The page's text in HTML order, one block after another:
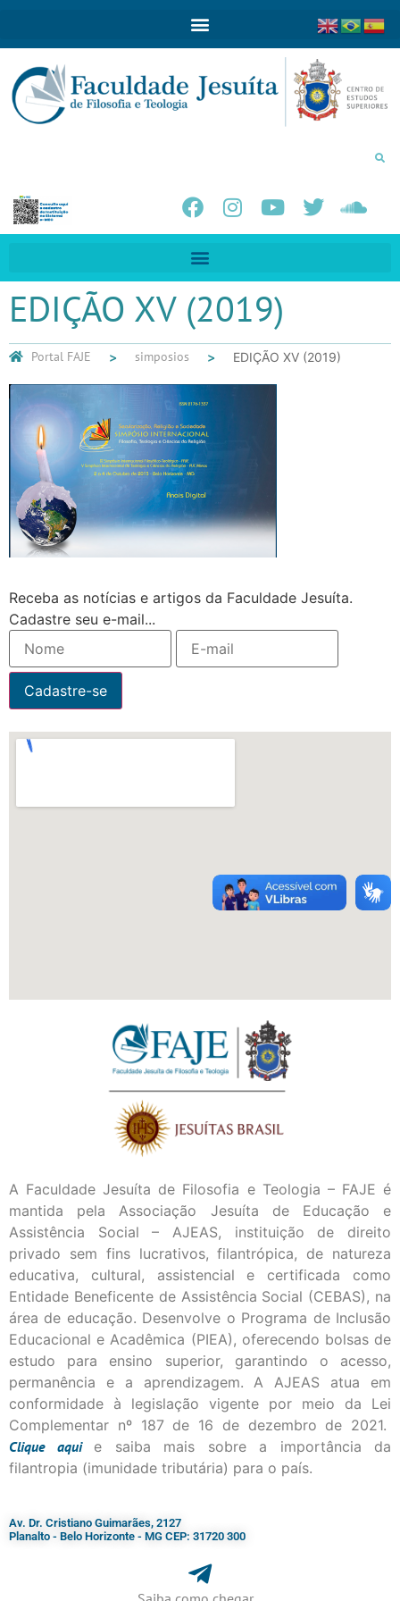
EDIÇÃO XV (2019)
Portal FAJE simposios EDIÇÃO XV (2019)
Receba as notícias e artigos da Faculdade Jesuíta.
Cadastre seu e-mail...
A Faculdade Jesuíta de Filosofia e Teologia – FAJE é
mantida pela Associação Jesuíta de Educação e
Assistência Social – AJEAS, instituição de direito
privado sem fins lucrativos, filantrópica, de natureza
educativa, cultural, assistencial e certificada como
Entidade Beneficente de Assistência Social (CEBAS), na
área de educação. Desenvolve o Programa de Inclusão
Educacional e Acadêmica (PIEA), oferecendo bolsas de
estudo para ensino superior, garantindo o acesso,
permanência e a aprendizagem. A AJEAS atua em
conformidade à legislação vigente por meio da Lei
Complementar nº 187 de 16 de dezembro de 2021.
Cliqueaqui
e saiba mais sobre a importância da
filantropia (imunidade tributária) para o país.
Av. Dr. Cristiano Guimarães, 2127
Planalto - Belo Horizonte - MG CEP: 31720 300